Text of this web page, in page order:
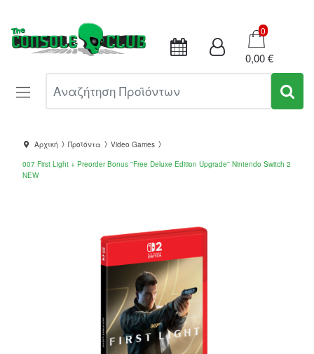
Καλάθι
0
0,00 €
Αρχική Προϊόντα
Video Games
007 First Light + Preorder Bonus ''Free Deluxe Edition Upgrade'' Nintendo Switch 2
NEW